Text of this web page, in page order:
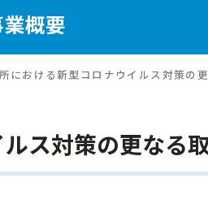
概要
における新型コロナウイルス対策の
ス対策の更なる